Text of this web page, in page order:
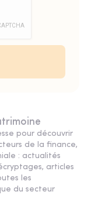
pour découvrir
de la finance,
: actualités
articles
les
du secteur